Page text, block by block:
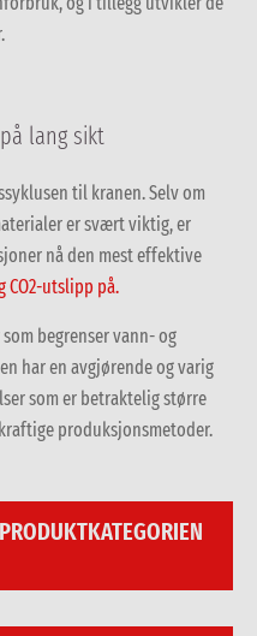
lang sikt
til kranen. Selv om
er svært viktig, er
nå den mest effektive
CO2-utslipp på.
begrenser vann- og
har en avgjørende og varig
som er betraktelig større
produksjonsmetoder.